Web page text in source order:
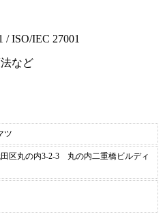
/ ISO/IEC 27001
など
ツ
区丸の内3-2-3 丸の内二重橋ビルディ